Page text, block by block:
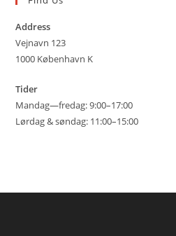
Address
Vejnavn 123
1000 København K
Tider
Mandag—fredag: 9:00–17:00
Lørdag & søndag: 11:00–15:00